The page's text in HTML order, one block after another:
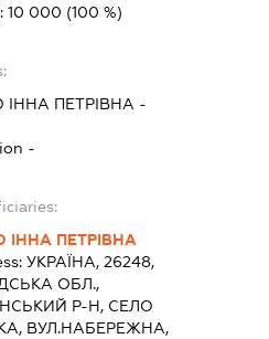
10 000 (100 %)
ПЕТРІВНА -
-
ПЕТРІВНА
УКРАЇНА, 26248,
ОБЛ.,
Р-Н, СЕЛО
ВУЛ.НАБЕРЕЖНА,